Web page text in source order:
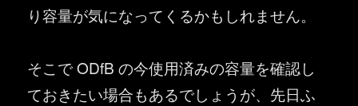
り容量が気になってくるかもしれません。
そこで ODfB の今使用済みの容量を確認し
ておきたい場合もあるでしょうが、先日ふ